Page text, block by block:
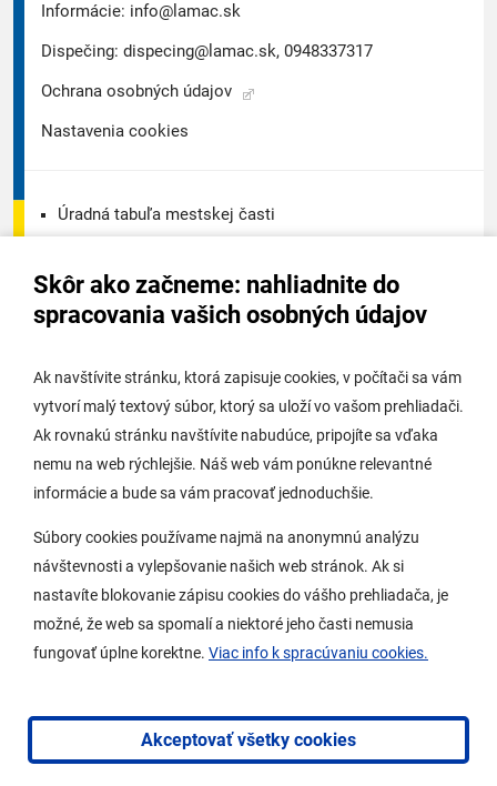
Skôr ako začneme: nahliadnite do
spracovania vašich osobných údajov
Ak navštívite stránku, ktorá zapisuje cookies, v počítači sa vám
vytvorí malý textový súbor, ktorý sa uloží vo vašom prehliadači.
Ak rovnakú stránku navštívite nabudúce, pripojíte sa vďaka
nemu na web rýchlejšie. Náš web vám ponúkne relevantné
informácie a bude sa vám pracovať jednoduchšie.
Súbory cookies používame najmä na anonymnú analýzu
návštevnosti a vylepšovanie našich web stránok. Ak si
nastavíte blokovanie zápisu cookies do vášho prehliadača, je
možné, že web sa spomalí a niektoré jeho časti nemusia
fungovať úplne korektne. Viac info k spracúvaniu cookies.
Akceptovať všetky cookies
Informácie: info@lamac.sk
Dispečing: dispecing@lamac.sk, 0948337317
Ochrana osobných údajov
Nastavenia cookies
Úradná tabuľa mestskej časti
Úradná tabuľa stavebného úradu
Potrebujem vybaviť
Samospráva
O Lamači
Mobilná aplikácia
Kontakty
Vyhlásenie o prístupnosti